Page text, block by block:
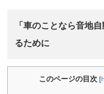
「車のことなら音地
るために
このページの目次 [